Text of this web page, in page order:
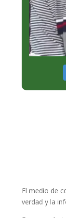
El medio de
verdad y la